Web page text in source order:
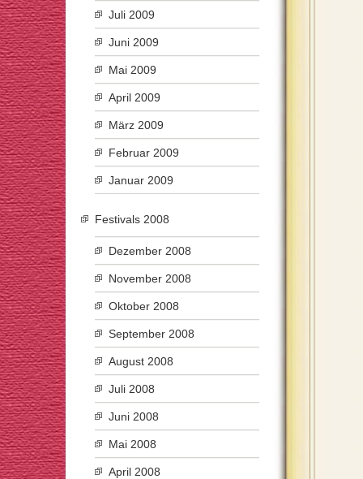
Juli 2009
Juni 2009
Mai 2009
April 2009
März 2009
Februar 2009
Januar 2009
Festivals 2008
Dezember 2008
November 2008
Oktober 2008
September 2008
August 2008
Juli 2008
Juni 2008
Mai 2008
April 2008